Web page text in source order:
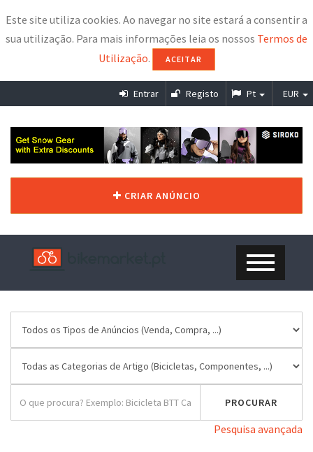
Este site utiliza cookies. Ao navegar no site estará a consentir a
sua utilização. Para mais informações leia os nossos Termos de
Utilização. ACEITAR
Entrar Registo Pt EUR
CRIAR ANÚNCIO
Pesquisa avançada